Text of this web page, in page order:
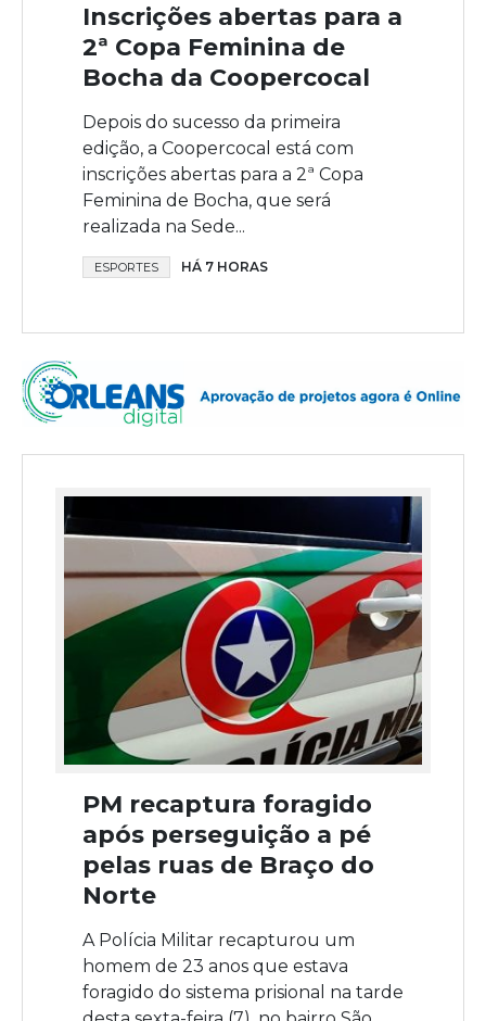
Inscrições abertas para a
2ª Copa Feminina de
Bocha da Coopercocal
Depois do sucesso da primeira
edição, a Coopercocal está com
inscrições abertas para a 2ª Copa
Feminina de Bocha, que será
realizada na Sede...
ESPORTES HÁ 7 HORAS
PM recaptura foragido
após perseguição a pé
pelas ruas de Braço do
Norte
A Polícia Militar recapturou um
homem de 23 anos que estava
foragido do sistema prisional na tarde